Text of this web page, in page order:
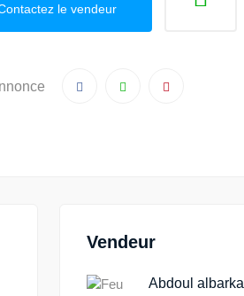
le vendeur
Vendeur
Abdoul albarka